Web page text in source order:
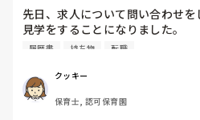
先日、求人について問い合わせ
見学をすることになりました。
私としては求人に応募したとい
問しましたが、見学なので特にあ
このような場合は本当に見学だ
履歴書 持ち物 転職
クッキー
保育士, 認可保育園